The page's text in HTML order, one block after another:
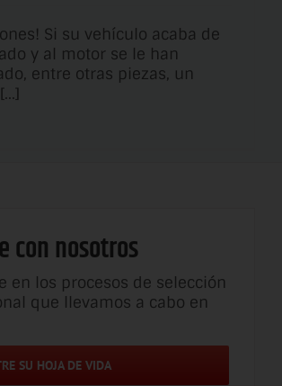
Si su vehículo acaba de
y al motor se le han
entre otras piezas, un
con nosotros
en los procesos de selección
que llevamos a cabo en
SU HOJA DE VIDA